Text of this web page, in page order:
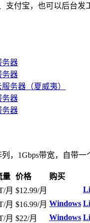
支付宝，也可以后台发
务器
务器
务器（夏威夷）
务器
务器
，1Gbps带宽，自带一
量 价格
购买
月 $12.99/月
月 $16.99/月 Windows
月 $22/月 Windows